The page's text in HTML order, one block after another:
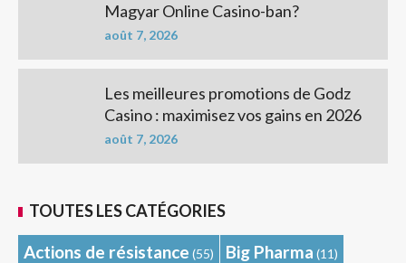
Magyar Online Casino-ban?
août 7, 2026
Les meilleures promotions de Godz
Casino : maximisez vos gains en 2026
août 7, 2026
TOUTES LES CATÉGORIES
Actions de résistance (55) Big Pharma (11)